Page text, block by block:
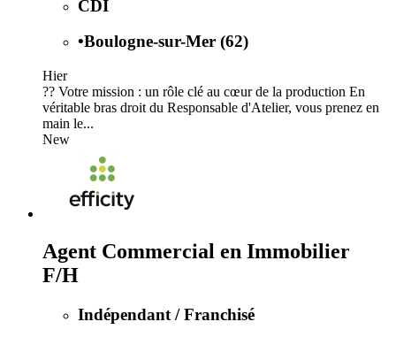
CDI
•Boulogne-sur-Mer (62)
Hier
?? Votre mission : un rôle clé au cœur de la production En
véritable bras droit du Responsable d'Atelier, vous prenez en
main le...
New
Agent Commercial en Immobilier
F/H
Indépendant / Franchisé